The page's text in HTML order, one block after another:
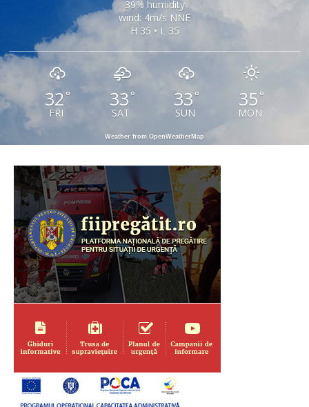
39% humidity
wind: 4m/s NNE
H 35 • L 35
32 °
FRI
33 °
SAT
33 °
SUN
35 °
MON
Weather from OpenWeatherMap